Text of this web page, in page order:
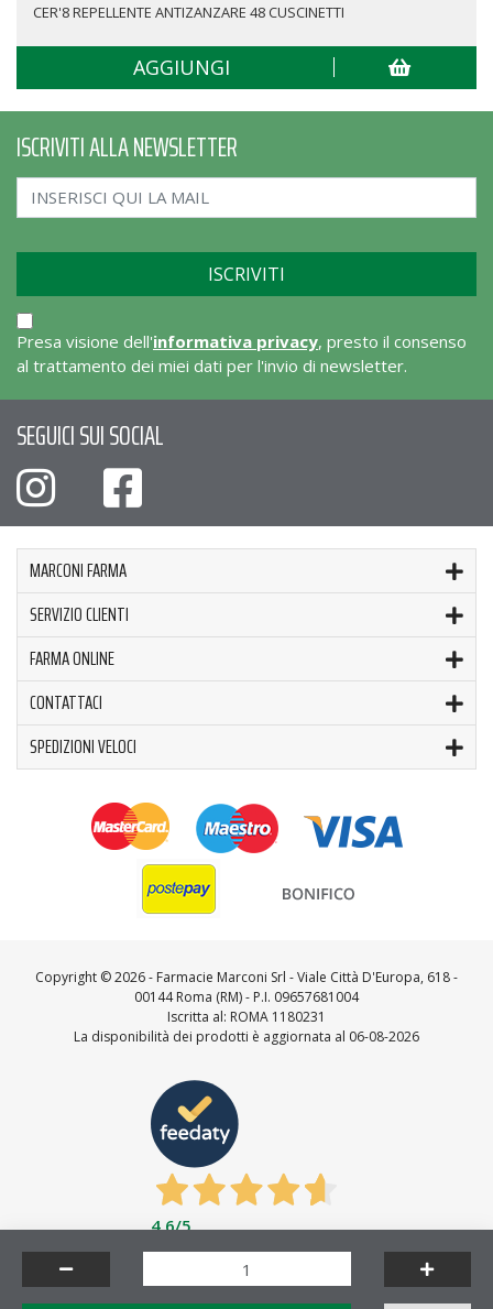
CER'8 REPELLENTE ANTIZANZARE 48 CUSCINETTI
AGGIUNGI
ISCRIVITI ALLA NEWSLETTER
Presa visione dell'informativa privacy, presto il consenso
al trattamento dei miei dati per l'invio di newsletter.
SEGUICI SUI SOCIAL
MARCONI FARMA
SERVIZIO CLIENTI
FARMA ONLINE
CONTATTACI
SPEDIZIONI VELOCI
Copyright ©2026 - Farmacie Marconi Srl - Viale Città D'Europa, 618 -
00144 Roma (RM) - P.I. 09657681004
Iscritta al: ROMA 1180231
La disponibilità dei prodotti è aggiornata al 06-08-2026
4,6/5
Feedaty4.7/5-23712feedbacks